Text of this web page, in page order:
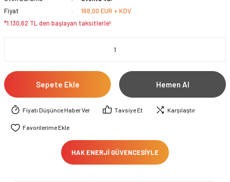
Fiyat
168,00 EUR + KDV
*1.130,62 TL den başlayan taksitlerle!
Sepete Ekle Hemen Al
Fiyatı Düşünce Haber Ver Tavsiye Et Karşılaştır
HAK ENERJİ GÜVENCESİYLE